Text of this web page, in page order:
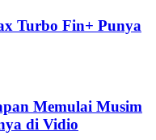
Turbo Fin+ Punya
Memulai Musim
di Vidio